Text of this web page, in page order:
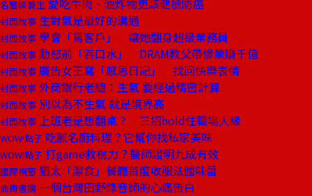
名醫談養生 愛吃牛肉、油炸物更該健檢防癌
封面故事 生對氣是最好的溝通
封面故事 學會「罵客戶」 讓她翻身超級業務員
封面故事 動怒前「吞口水」 DRAM教父帶慘業賺千億
封面故事 廣告女王寫「感恩日記」 找回快樂表情
封面故事 外商銀行老總：生氣 要經過精密計算
封面故事 別以為不生氣 就是境界高
封面故事 上班老是想翻桌？ 三招hold住職場人緣
WOW!點子 吃膩名廚料理？它幫你找私家美味
WOW!點子 打game救視力？醫師證明九成有效
國際視窗 猶太「潔食」餐廳首度收服法國味蕾
商周書摘 一個台灣田野錄音師的心痛告白